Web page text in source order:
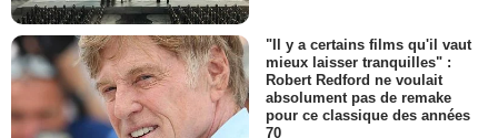
"Il y a certains films qu'il vaut
mieux laisser tranquilles" :
Robert Redford ne voulait
absolument pas de remake
pour ce classique des années
70